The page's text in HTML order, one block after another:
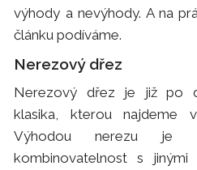
výhody a nevýhody. A na
článku podíváme.
Nerezový dřez
Nerezový dřez je již po
klasika, kterou najdeme
Výhodou nerezu je
kombinovatelnost s